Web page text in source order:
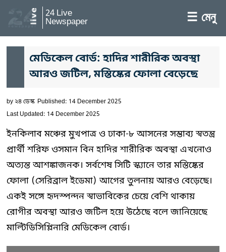
24 Live
Newspaper ☰ মেনু
মেডিকেল বোর্ড: হাদির শারীরিক অবস্থা
আরও জটিল, মস্তিষ্কের ফোলা বেড়েছে
by২৪ ডেস্ক Published: 14 December 2025
Last Updated: 14 December 2025
ইনকিলাব মঞ্চের মুখপাত্র ও ঢাকা-৮ আসনের সম্ভাব্য স্বতন্ত্র
প্রার্থী শরিফ ওসমান বিন হাদির শারীরিক অবস্থা এখনোও
অত্যন্ত আশঙ্কাজনক। সর্বশেষ সিটি স্ক্যানে তার মস্তিষ্কের
ফোলা (সেরিব্রাল ইডেমা) আগের তুলনায় আরও বেড়েছে।
একই সঙ্গে হৃদস্পন্দন স্বাভাবিকের চেয়ে বেশি থাকায়
রোগীর অবস্থা আরও জটিল হয়ে উঠেছে বলে জানিয়েছে
মাল্টিডিসিপ্লিনারি মেডিকেল বোর্ড।